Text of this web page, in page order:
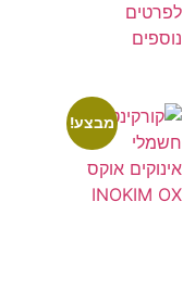
לפרטים
נוספים
מבצע!